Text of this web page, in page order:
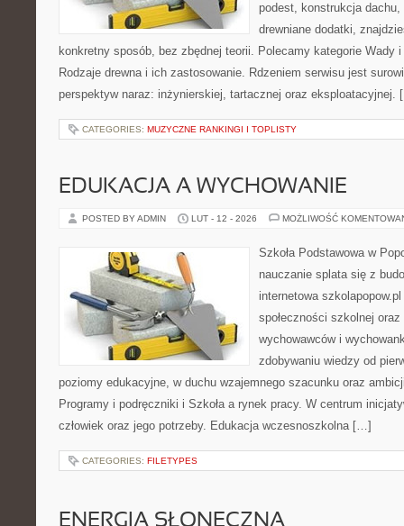
podest, konstrukcja
drewniane dodatki,
konkretny sposób, bez zbędnej teorii. Polecamy kategorie Wady
Rodzaje drewna i ich zastosowanie. Rdzeniem serwisu jest
perspektyw naraz: inżynierskiej, tartacznej oraz eksploatacyjnej.
CATEGORIES: MUZYCZNE RANKINGI I TOPLISTY
EDUKACJA A WYCHOWANIE
POSTED BY ADMIN LUT - 12 - 2026 MOŻLIWOŚĆ
Szkoła Podstawowa w
nauczanie splata się z
internetowa
społeczności szkolnej
wychowawców i
zdobywaniu wiedzy od
poziomy edukacyjne, w duchu wzajemnego szacunku oraz
Programy i podręczniki i Szkoła a rynek pracy. W centrum
człowiek oraz jego potrzeby. Edukacja wczesnoszkolna […]
CATEGORIES: FILETYPES
ENERGIA SŁONECZNA